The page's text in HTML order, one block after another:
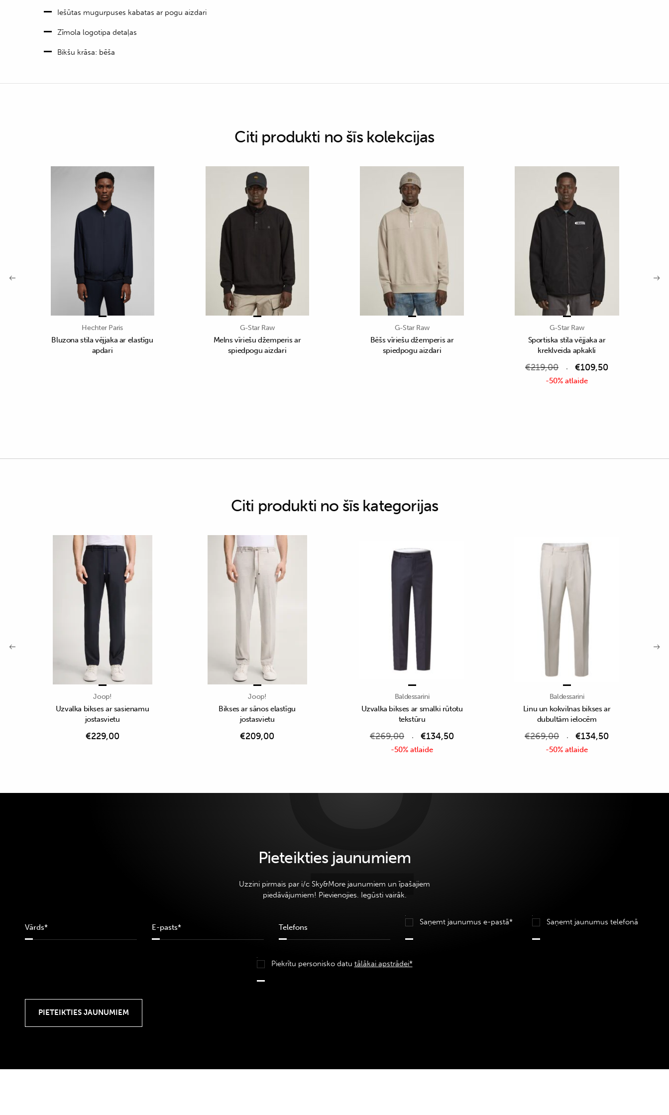
Iešūtas mugurpuses kabatas ar pogu aizdari
Zīmola logotipa detaļas
Bikšu krāsa: bēša
Citi produkti no šīs kolekcijas
Hechter Paris
Bluzona stila vējjaka ar elastīgu
apdari
G-Star Raw
Melns vīriešu džemperis ar
spiedpogu aizdari
G-Star Raw
Bēšs vīriešu džemperis ar
spiedpogu aizdari
G-Star Raw
Sportiska stila vējjaka ar
kreklveida apkakli
€219,00 €109,50
-50% atlaide
Citi produkti no šīs kategorijas
Joop!
Uzvalka bikses ar sasienamu
jostasvietu
€229,00
Joop!
Bikses ar sānos elastīgu
jostasvietu
€209,00
Baldessarini
Uzvalka bikses ar smalki rūtotu
tekstūru
€269,00 €134,50
-50% atlaide
Baldessarini
Linu un kokvilnas bikses ar
dubultām ielocēm
€269,00 €134,50
-50% atlaide
Pieteikties jaunumiem
Uzzini pirmais par i/c Sky&More jaunumiem un īpašajiem
piedāvājumiem! Pievienojies. Iegūsti vairāk.
Saņemt jaunumus e-pastā* Saņemt jaunumus telefonā
Piekrītu personisko datu tālākai apstrādei*